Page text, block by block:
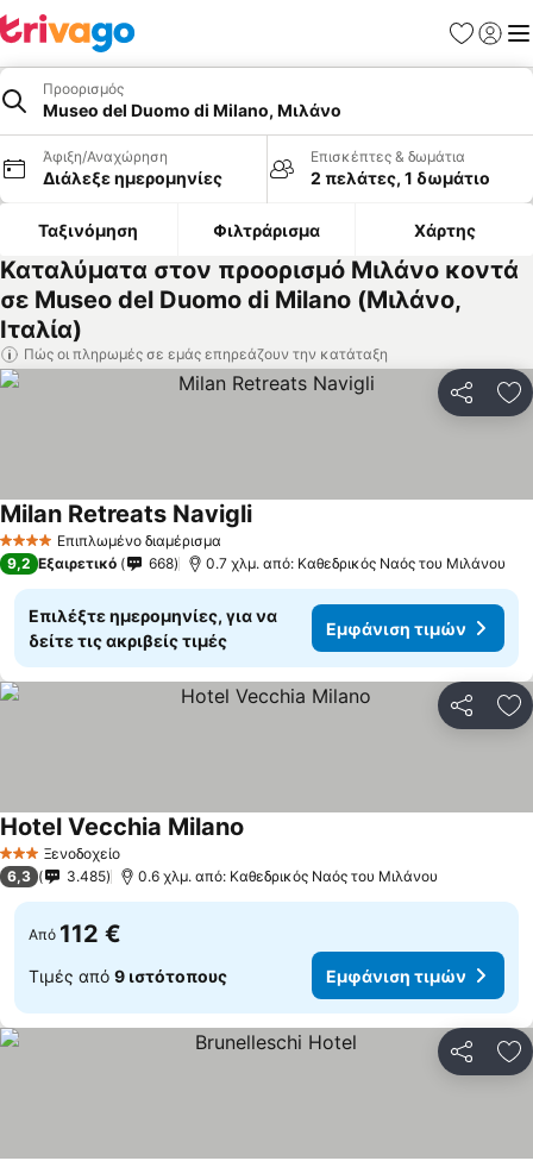
Προορισμός
Museo del Duomo di Milano, Μιλάνο
Άφιξη/Αναχώρηση
Διάλεξε ημερομηνίες
Επισκέπτες & δωμάτια
2 πελάτες, 1 δωμάτιο
Ταξινόμηση Φιλτράρισμα Χάρτης
Καταλύματα στον προορισμό Μιλάνο κοντά
σε Museo del Duomo di Milano (Μιλάνο,
Ιταλία)
Πώς οι πληρωμές σε εμάς επηρεάζουν την κατάταξη
4 ΑστέριαΕπιπλωμένο διαμέρισμα
Milan Retreats Navigli
9,2 Εξαιρετικό 668 0.7 χλμ. από: Καθεδρικός Ναός του Μιλάνου
Επιλέξτε ημερομηνίες, για να
δείτε τις ακριβείς τιμές
Εμφάνιση τιμών
3 ΑστέριαΞενοδοχείο
Hotel Vecchia Milano
6,3 3.485 0.6 χλμ. από: Καθεδρικός Ναός του Μιλάνου
Από 112 €
Τιμές από 9 ιστότοπους Εμφάνιση τιμών